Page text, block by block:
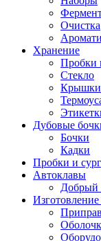
Очистка
Хранение
Пробки
Стекло
Крышки
Дубовые
Бочки
Кадки
Пробки и
Автоклавы
Добрый
Изготовление